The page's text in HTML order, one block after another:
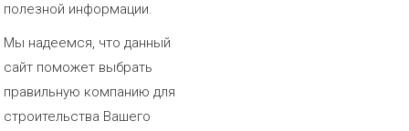
полезной информации.
Мы надеемся, что данный
сайт поможет выбрать
правильную компанию для
строительства Вашего